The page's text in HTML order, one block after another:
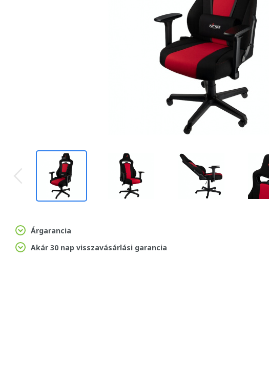
Árgarancia
Akár 30 nap visszavásárlási garancia